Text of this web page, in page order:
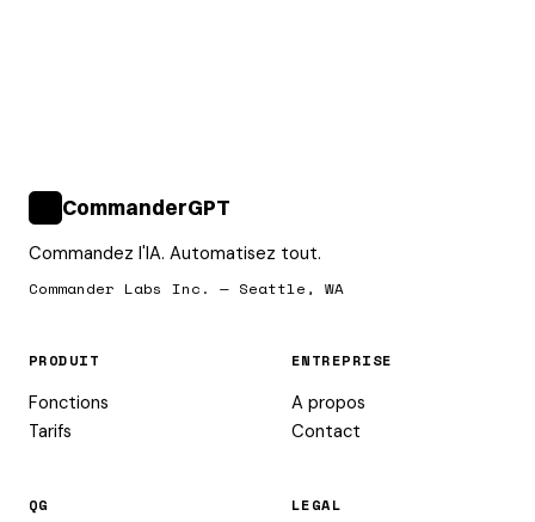
CommanderGPT
Commandez l'IA. Automatisez tout.
Commander Labs Inc. — Seattle, WA
PRODUIT
Fonctions
Tarifs
ENTREPRISE
A propos
Contact
QG LEGAL